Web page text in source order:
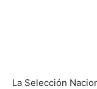
La Selección